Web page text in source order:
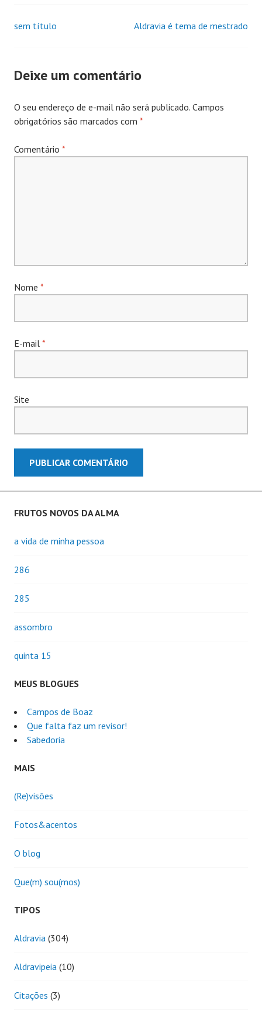
Navegação
Posts
sem título Aldravia é tema de mestrado
Deixe um comentário
O seu endereço de e-mail não será publicado. Campos
obrigatórios são marcados com *
Comentário *
Nome *
E-mail *
Site
FRUTOS NOVOS DA ALMA
a vida de minha pessoa
286
285
assombro
quinta 15
MEUS BLOGUES
Campos de Boaz
Que falta faz um revisor!
Sabedoria
MAIS
(Re)visões
Fotos&acentos
O blog
Que(m) sou(mos)
TIPOS
Aldravia (304)
Aldravipeia (10)
Citações (3)